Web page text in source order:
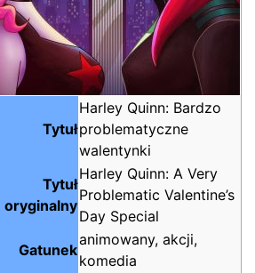
Tytuł
Harley Quinn: Bardzo
problematyczne
walentynki
Tytuł
oryginalny
Harley Quinn: A Very
Problematic Valentine’s
Day Special
Gatunek
animowany, akcji,
komedia